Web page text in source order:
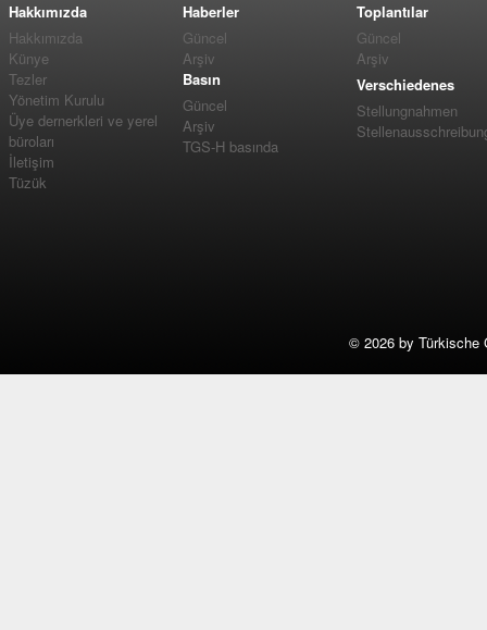
Hakkımızda
Hakkımızda
Künye
Tezler
Yönetim Kurulu
Üye dernerkleri ve yerel
büroları
İletişim
Tüzük
Haberler
Güncel
Arşiv
Basın
Güncel
Arşiv
TGS-H basında
Toplantılar
Güncel
Arşiv
Verschiedenes
Stellungnahmen
© 2026 by Türkische